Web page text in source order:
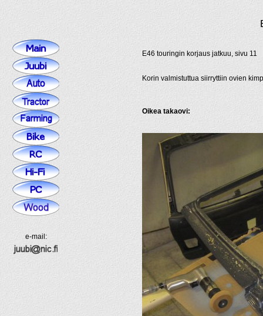
e-mail:
E46 touringin korjaus jatkuu, sivu 11
Korin valmistuttua siirryttiin ovien
Oikea takaovi: